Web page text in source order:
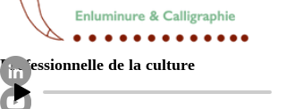
Professionnelle de la culture